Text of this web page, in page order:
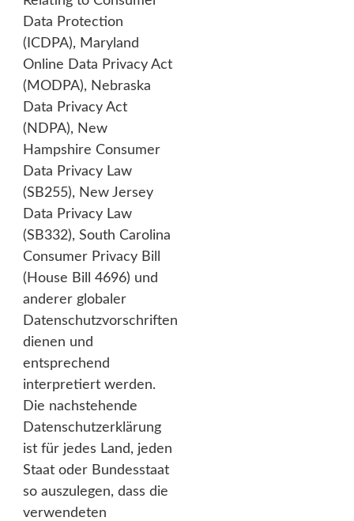
Data Protection
(ICDPA), Maryland
Online Data Privacy Act
(MODPA), Nebraska
Data Privacy Act
(NDPA), New
Hampshire Consumer
Data Privacy Law
(SB255), New Jersey
Data Privacy Law
(SB332), South Carolina
Consumer Privacy Bill
(House Bill 4696) und
anderer globaler
Datenschutzvorschriften
dienen und
entsprechend
interpretiert werden.
Die nachstehende
Datenschutzerklärung
ist für jedes Land, jeden
Staat oder Bundesstaat
so auszulegen, dass die
verwendeten